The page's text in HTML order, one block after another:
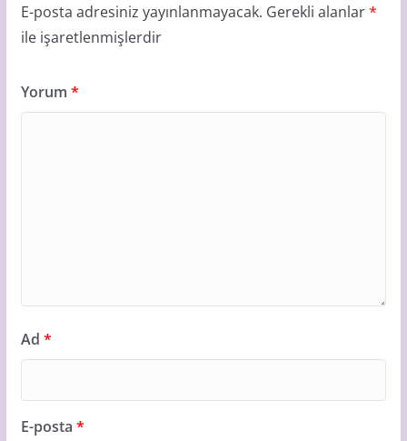
E-posta adresiniz yayınlanmayacak. Gerekli alanlar*
ile işaretlenmişlerdir
Yorum *
Ad *
E-posta *